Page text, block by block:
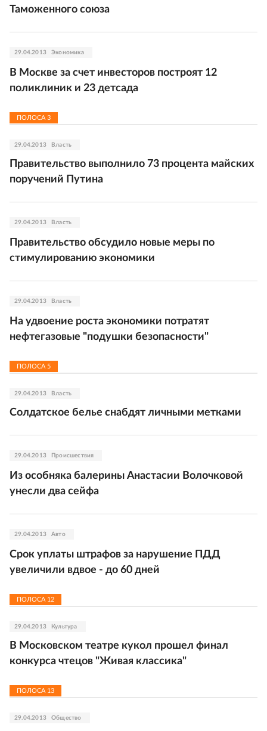
Таможенного союза
29.04.2013 Экономика
В Москве за счет инвесторов построят 12
поликлиник и 23 детсада
ПОЛОСА 3
29.04.2013 Власть
Правительство выполнило 73 процента майских
поручений Путина
29.04.2013 Власть
Правительство обсудило новые меры по
стимулированию экономики
29.04.2013 Власть
На удвоение роста экономики потратят
нефтегазовые "подушки безопасности"
ПОЛОСА 5
29.04.2013 Власть
Солдатское белье снабдят личными метками
29.04.2013 Происшествия
Из особняка балерины Анастасии Волочковой
унесли два сейфа
29.04.2013 Авто
Срок уплаты штрафов за нарушение ПДД
увеличили вдвое - до 60 дней
ПОЛОСА 12
29.04.2013 Культура
В Московском театре кукол прошел финал
конкурса чтецов "Живая классика"
ПОЛОСА 13
29.04.2013 Общество